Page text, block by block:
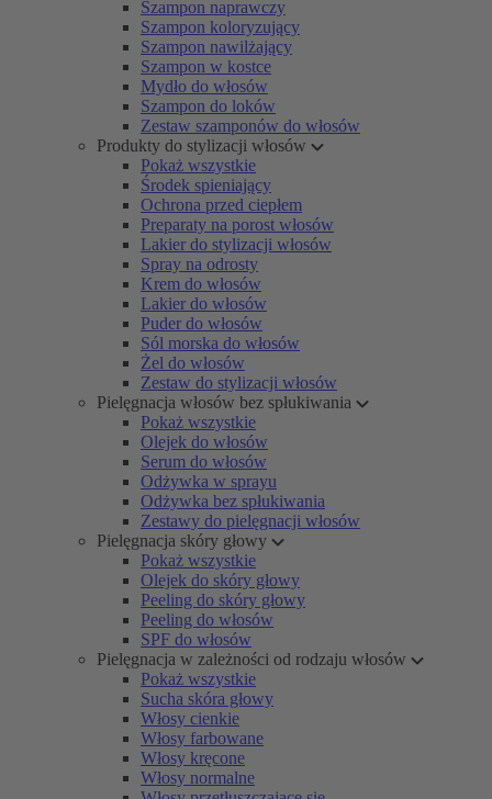
Szampon naprawczy
Szampon koloryzujący
Szampon nawilżający
Szampon w kostce
Mydło do włosów
Szampon do loków
Zestaw szamponów do włosów
Produkty do stylizacji włosów
Pokaż wszystkie
Środek spieniający
Ochrona przed ciepłem
Preparaty na porost włosów
Lakier do stylizacji włosów
Spray na odrosty
Krem do włosów
Lakier do włosów
Puder do włosów
Sól morska do włosów
Żel do włosów
Zestaw do stylizacji włosów
Pielęgnacja włosów bez spłukiwania
Pokaż wszystkie
Olejek do włosów
Serum do włosów
Odżywka w sprayu
Odżywka bez spłukiwania
Zestawy do pielęgnacji włosów
Pielęgnacja skóry głowy
Pokaż wszystkie
Olejek do skóry głowy
Peeling do skóry głowy
Peeling do włosów
SPF do włosów
Pielęgnacja w zależności od rodzaju włosów
Pokaż wszystkie
Sucha skóra głowy
Włosy cienkie
Włosy farbowane
Włosy kręcone
Włosy normalne